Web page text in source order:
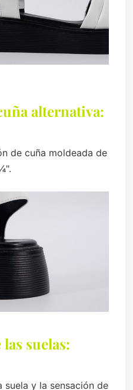
alternativa:
de cuña moldeada de
suelas:
y la sensación de